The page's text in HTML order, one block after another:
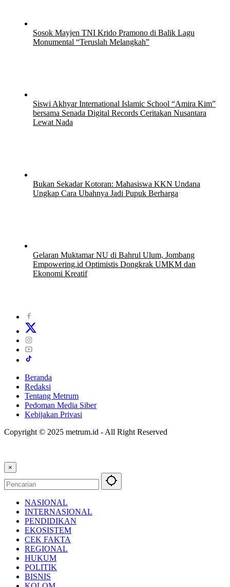
Sosok Mayjen TNI Krido Pramono di Balik Lagu
Monumental “Teruslah Melangkah”
Siswi Akhyar International Islamic School “Amira Kim”
bersama Senada Digital Records Ceritakan Nusantara
Lewat Nada
Bukan Sekadar Kotoran: Mahasiswa KKN Undana
Ungkap Cara Ubahnya Jadi Pupuk Berharga
Gelaran Muktamar NU di Bahrul Ulum, Jombang
Empowering.id Optimistis Dongkrak UMKM dan
Ekonomi Kreatif
Beranda
Redaksi
Tentang Metrum
Pedoman Media Siber
Kebijakan Privasi
Copyright © 2025 metrum.id - All Right Reserved
×
NASIONAL
INTERNASIONAL
PENDIDIKAN
EKOSISTEM
CEK FAKTA
REGIONAL
HUKUM
POLITIK
BISNIS